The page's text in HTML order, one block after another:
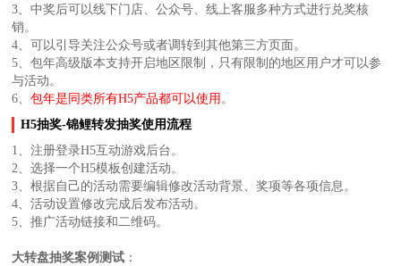
3、中奖后可以线下门店、公众号、线上客服多种方式进行兑奖核
销。
4、可以引导关注公众号或者调转到其他第三方页面。
5、包年高级版本支持开启地区限制，只有限制的地区用户才可以参
与活动。
6、包年是同类所有H5产品都可以使用 。
H5抽奖-锦鲤转发抽奖使用流程
1、注册登录H5互动游戏后台。
2、选择一个H5模板创建活动。
3、根据自己的活动需要编辑修改活动背景、奖项等各项信息。
4、活动设置修改完成后发布活动。
5、推广活动链接和二维码。
大转盘抽奖案例测试 ：